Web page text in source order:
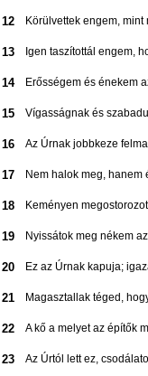
12 Körülvettek engem,
13 Igen taszítottál engem,
14 Erősségem és énekem
15 Vígasságnak és
16 Az Úrnak jobbkeze
17 Nem halok meg, hanem
18 Keményen
19 Nyissátok meg nékem
20 Ez az Úrnak kapuja;
21 Magasztallak téged,
22 A kő a melyet az építők
23 Az Úrtól lett ez,